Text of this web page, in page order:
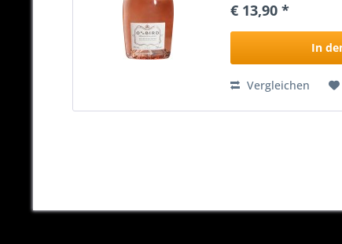
€ 13,90 *
In
Vergleichen